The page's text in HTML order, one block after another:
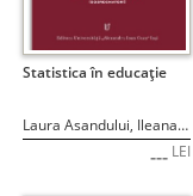
Statistica în educaţie
Laura Asandului, Ileana Gabriela Niculescu-Aron, Ciprian Ceobanu
--- LEI
STOC EPUIZAT